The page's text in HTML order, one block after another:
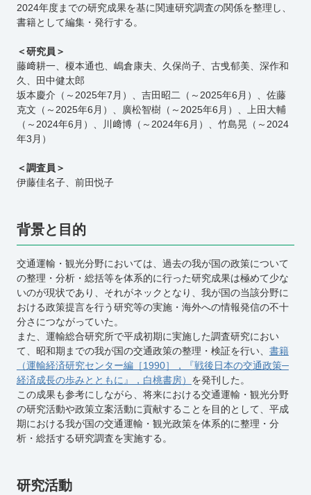
2024年度までの研究成果を基に関連研究調査の関係を整理し、
書籍として編集・発行する。
＜研究員＞
藤﨑耕一、榎本通也、嶋倉康夫、久保尚子、古曵郁美、深作和
久、田中健太郎
坂本慶介（～2025年7月）、吉田昭二（～2025年6月）、佐藤
克文（～2025年6月）、廣松智樹（～2025年6月）、上田大輔
（～2024年6月）、川﨑博（～2024年6月）、竹島晃（～2024
年3月）
＜調査員＞
伊藤佳名子、前田悦子
背景と目的
交通運輸・観光分野においては、過去の我が国の政策について
の整理・分析・総括等を体系的に行った研究成果は極めて少な
いのが現状であり、それがネックとなり、我が国の当該分野に
おける政策提言を行う研究等の実施・海外への情報発信の不十
分さにつながっていた。
また、運輸総合研究所で平成初期に実施した調査研究におい
て、昭和期までの我が国の交通政策の整理・検証を行い、 書籍
（運輸経済研究センター編［1990］，『戦後日本の交通政策─
経済成長の歩みとともに』，白桃書房） を発刊した。
この成果も参考にしながら、将来における交通運輸・観光分野
の研究活動や政策立案活動に貢献することを目的として、平成
期における我が国の交通運輸・観光政策を体系的に整理・分
析・総括する研究調査を実施する。
研究活動